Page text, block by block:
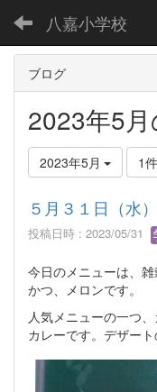
八嘉小学校
ブログ
2023年5
2023年5月 1件
５月３１日（水）
投稿日時 : 2023/05/31
今日のメニューは、
かつ、メロンです。
人気メニューの一つ
カレーです。デザート